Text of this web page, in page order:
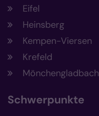
Eifel
Heinsberg
Kempen-Viersen
Krefeld
Mönchengladbach
Schwerpunkte